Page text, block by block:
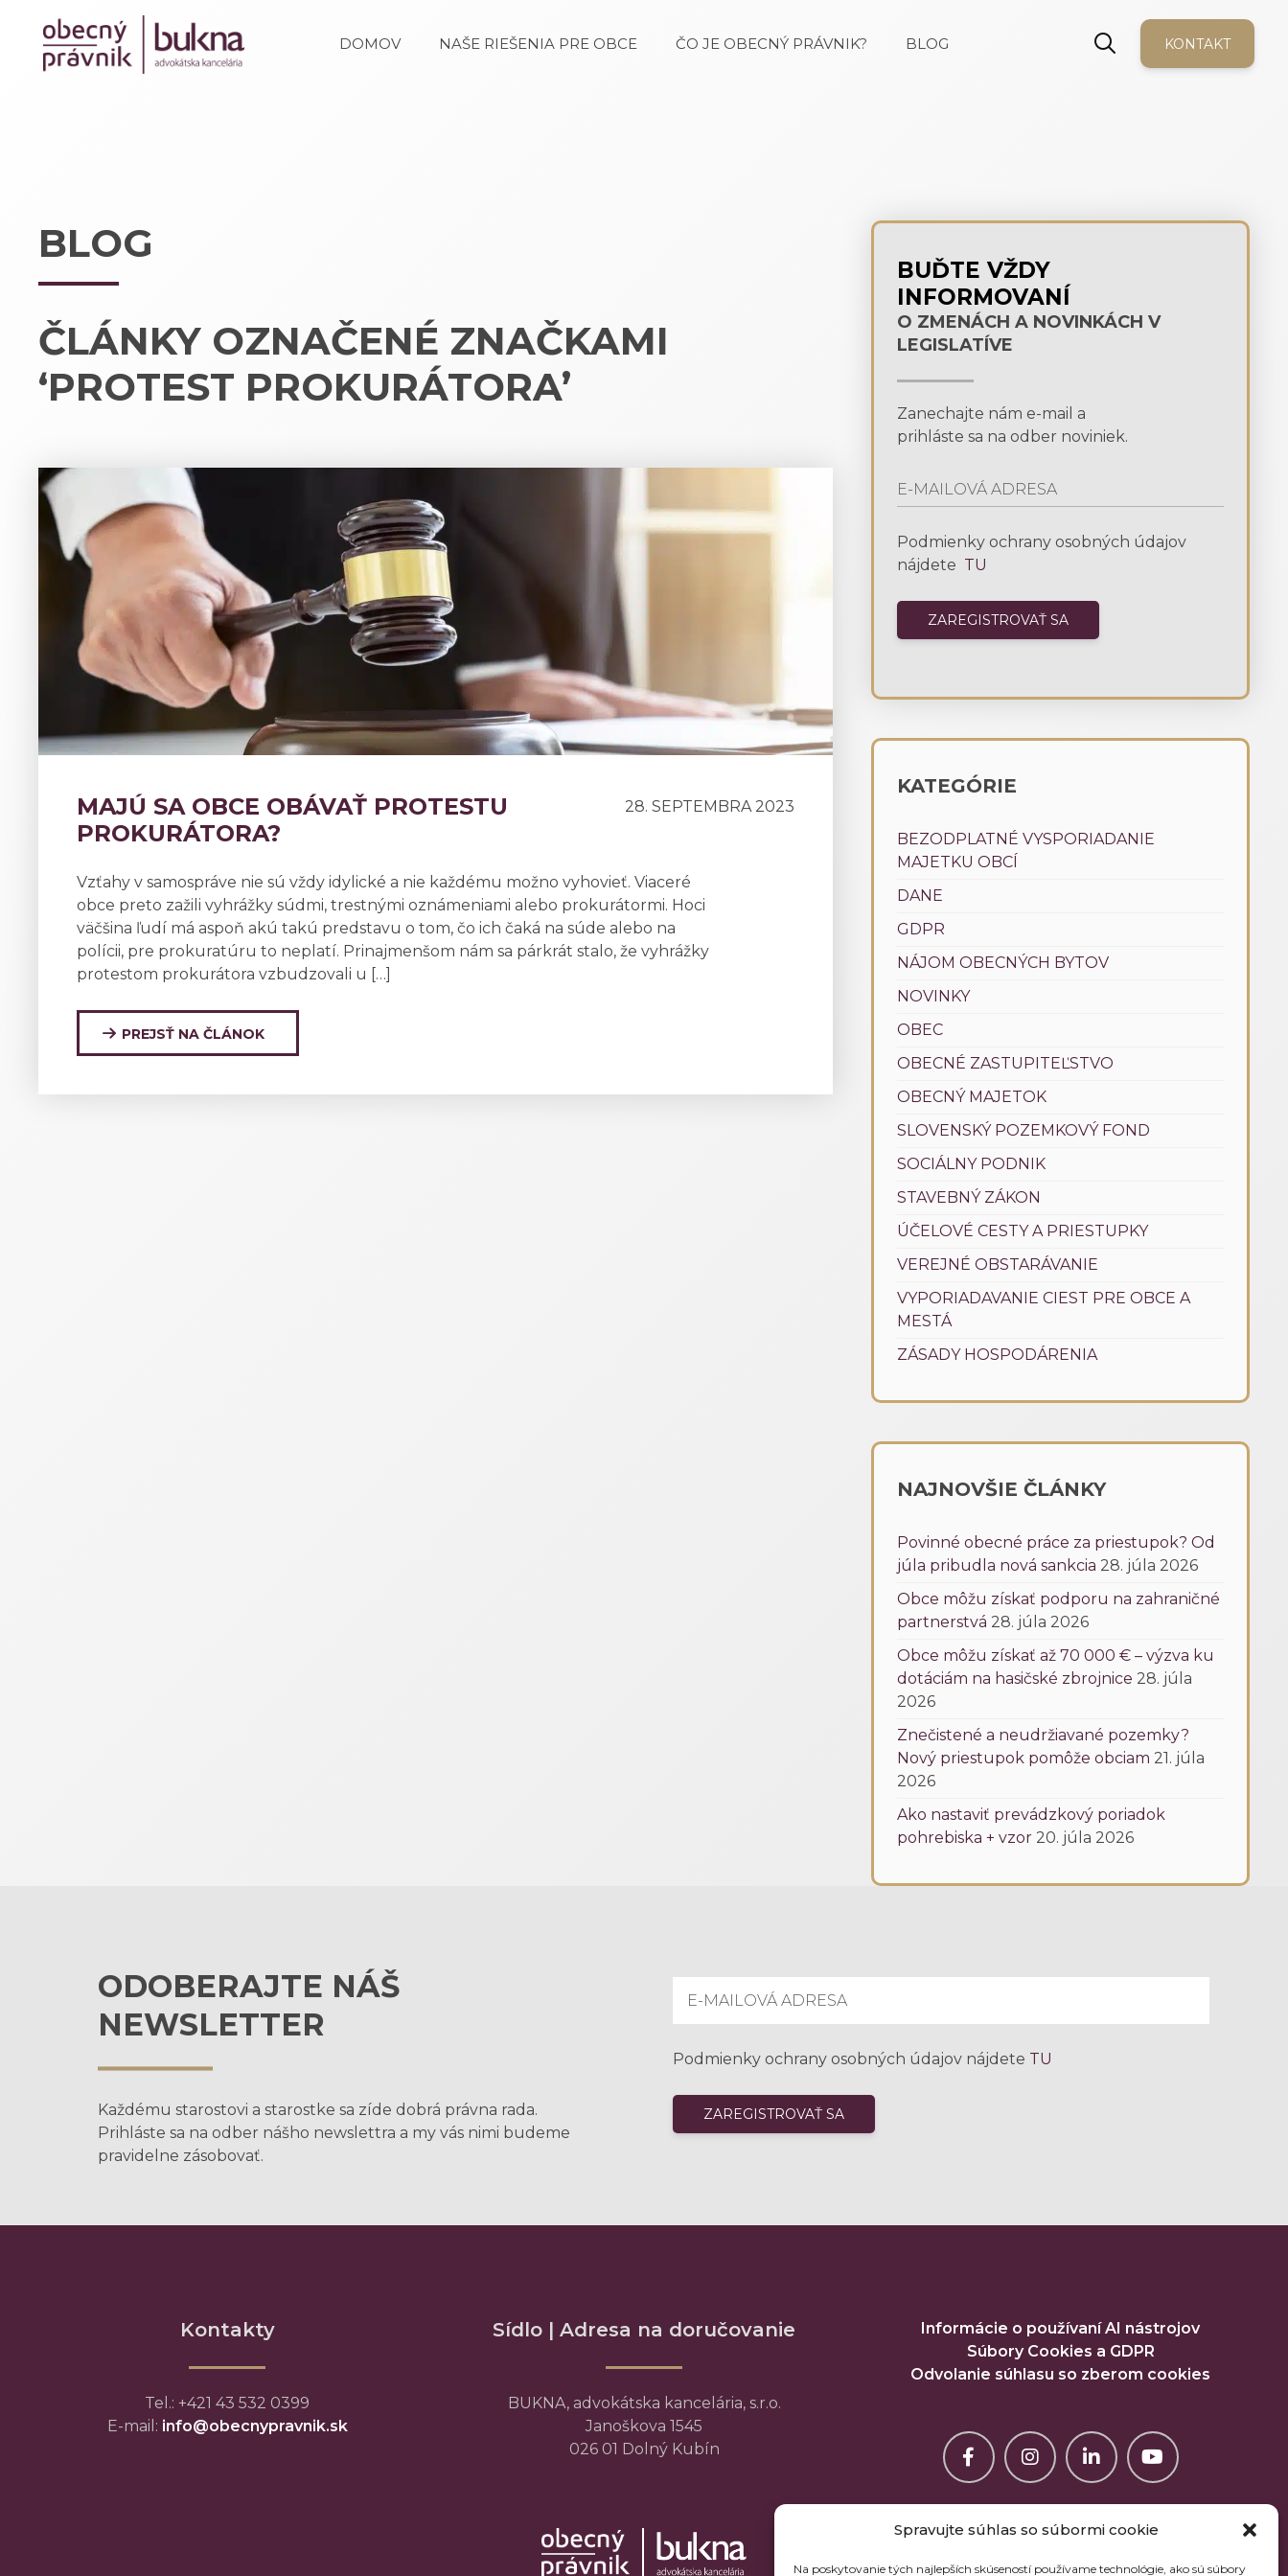
Spravujte súhlas so súbormi cookie
Na poskytovanie tých najlepších skúseností používame technológie, ako sú súbory
DOMOV NAŠE RIEŠENIA PRE OBCE ČO JE OBECNÝ PRÁVNIK? BLOG KONTAKT
BLOG
ČLÁNKY OZNAČENÉ ZNAČKAMI
‘PROTEST PROKURÁTORA’
28. SEPTEMBRA 2023
MAJÚ SA OBCE OBÁVAŤ PROTESTU
PROKURÁTORA?
Vzťahy v samospráve nie sú vždy idylické a nie každému možno vyhovieť. Viaceré
obce preto zažili vyhrážky súdmi, trestnými oznámeniami alebo prokurátormi. Hoci
väčšina ľudí má aspoň akú takú predstavu o tom, čo ich čaká na súde alebo na
polícii, pre prokuratúru to neplatí. Prinajmenšom nám sa párkrát stalo, že vyhrážky
protestom prokurátora vzbudzovali u […]
PREJSŤ NA ČLÁNOK
BUĎTE VŽDY
INFORMOVANÍ
O ZMENÁCH A NOVINKÁCH V
LEGISLATÍVE
Zanechajte nám e-mail a
prihláste sa na odber noviniek.
Podmienky ochrany osobných údajov
nájdete TU
KATEGÓRIE
BEZODPLATNÉ VYSPORIADANIE
MAJETKU OBCÍ
DANE
GDPR
NÁJOM OBECNÝCH BYTOV
NOVINKY
OBEC
OBECNÉ ZASTUPITEĽSTVO
OBECNÝ MAJETOK
SLOVENSKÝ POZEMKOVÝ FOND
SOCIÁLNY PODNIK
STAVEBNÝ ZÁKON
ÚČELOVÉ CESTY A PRIESTUPKY
VEREJNÉ OBSTARÁVANIE
VYPORIADAVANIE CIEST PRE OBCE A
MESTÁ
ZÁSADY HOSPODÁRENIA
NAJNOVŠIE ČLÁNKY
Povinné obecné práce za priestupok? Od
júla pribudla nová sankcia 28. júla 2026
Obce môžu získať podporu na zahraničné
partnerstvá 28. júla 2026
Obce môžu získať až 70 000 € – výzva ku
dotáciám na hasičské zbrojnice 28. júla
2026
Znečistené a neudržiavané pozemky?
Nový priestupok pomôže obciam 21. júla
2026
Ako nastaviť prevádzkový poriadok
pohrebiska + vzor 20. júla 2026
ODOBERAJTE NÁŠ
NEWSLETTER
Každému starostovi a starostke sa zíde dobrá právna rada.
Prihláste sa na odber nášho newslettra a my vás nimi budeme
pravidelne zásobovať.
Podmienky ochrany osobných údajov nájdete TU
Kontakty
Tel.: +421 43 532 0399
E-mail: info@obecnypravnik.sk
Sídlo | Adresa na doručovanie
BUKNA, advokátska kancelária, s.r.o.
Janoškova 1545
026 01 Dolný Kubín
Informácie o používaní AI nástrojov
Súbory Cookies a GDPR
Odvolanie súhlasu so zberom cookies